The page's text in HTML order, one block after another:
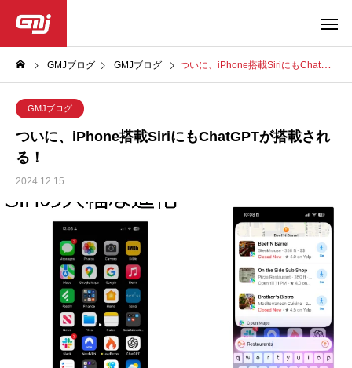
GMJブログ GMJブログ ついに、iPhone搭載SiriにもChatGPTが搭載される！
GMJブログ
ついに、iPhone搭載SiriにもChatGPTが搭載され
る！
2024.12.15